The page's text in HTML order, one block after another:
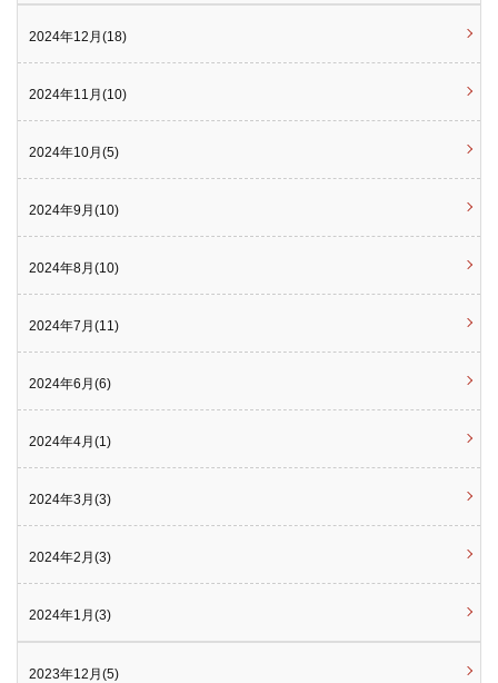
2024年12月(18)
2024年11月(10)
2024年10月(5)
2024年9月(10)
2024年8月(10)
2024年7月(11)
2024年6月(6)
2024年4月(1)
2024年3月(3)
2024年2月(3)
2024年1月(3)
2023年12月(5)